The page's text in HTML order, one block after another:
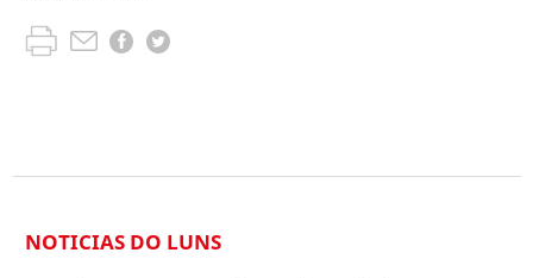
NOTICIAS DO LUNS